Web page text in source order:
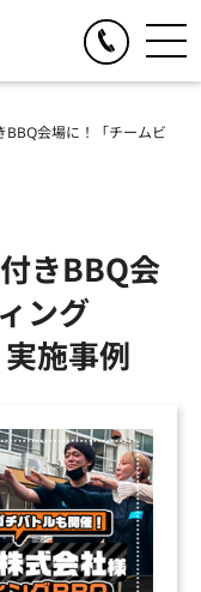
する
会場に！「チームビ
きBBQ会
ング
施事例